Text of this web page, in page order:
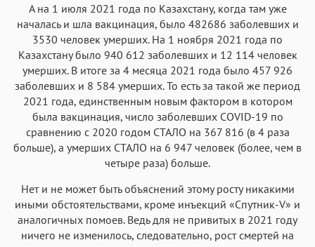
А на 1 июля 2021 года по Казахстану, когда там уже
началась и шла вакцинация, было 482686 заболевших и
3530 человек умерших. На 1 ноября 2021 года по
Казахстану было 940 612 заболевших и 12 114 человек
умерших. В итоге за 4 месяца 2021 года было 457 926
заболевших и 8 584 умерших. То есть за такой же период
2021 года, единственным новым фактором в котором
была вакцинация, число заболевших COVID-19 по
сравнению с 2020 годом СТАЛО на 367 816 (в 4 раза
больше), а умерших СТАЛО на 6 947 человек (более, чем в
четыре раза) больше.
Нет и не может быть объяснений этому росту никакими
иными обстоятельствами, кроме инъекций «Спутник-V» и
аналогичных помоев. Ведь для не привитых в 2021 году
ничего не изменилось, следовательно, рост смертей на